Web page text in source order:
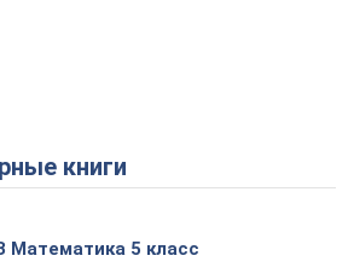
книги
Математика 5 класс